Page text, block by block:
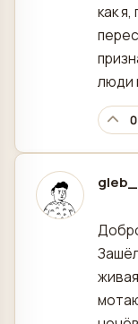
как
люди
0